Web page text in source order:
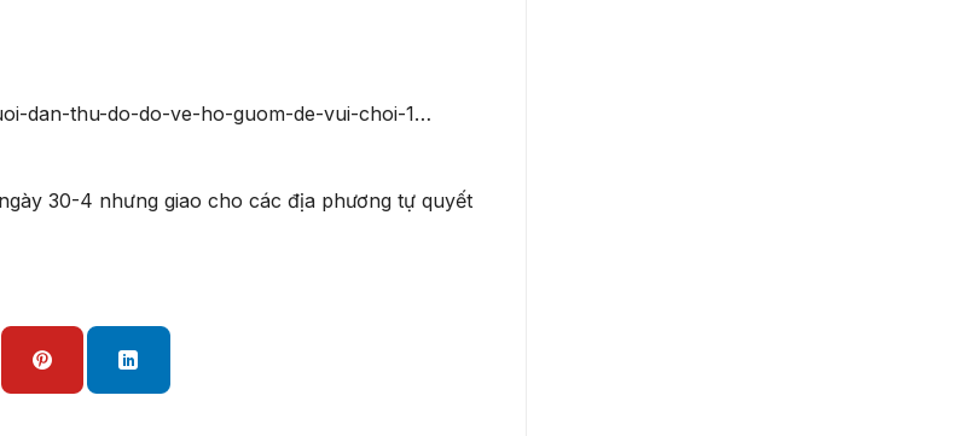
dan-thu-do-do-ve-ho-guom-de-vui-choi-1…
30-4 nhưng giao cho các địa phương tự quyết